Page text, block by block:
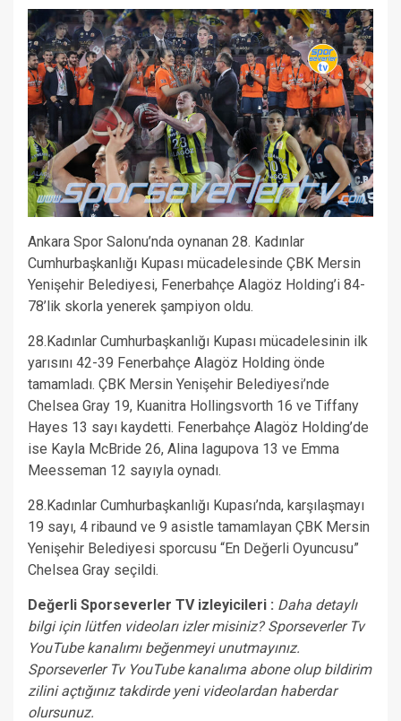
Ankara Spor Salonu’nda oynanan 28. Kadınlar
Cumhurbaşkanlığı Kupası mücadelesinde ÇBK Mersin
Yenişehir Belediyesi, Fenerbahçe Alagöz Holding’i 84-
78’lik skorla yenerek şampiyon oldu.
28.Kadınlar Cumhurbaşkanlığı Kupası mücadelesinin ilk
yarısını 42-39 Fenerbahçe Alagöz Holding önde
tamamladı. ÇBK Mersin Yenişehir Belediyesi’nde
Chelsea Gray 19, Kuanitra Hollingsvorth 16 ve Tiffany
Hayes 13 sayı kaydetti. Fenerbahçe Alagöz Holding’de
ise Kayla McBride 26, Alina Iagupova 13 ve Emma
Meesseman 12 sayıyla oynadı.
28.Kadınlar Cumhurbaşkanlığı Kupası’nda, karşılaşmayı
19 sayı, 4 ribaund ve 9 asistle tamamlayan ÇBK Mersin
Yenişehir Belediyesi sporcusu “En Değerli Oyuncusu”
Chelsea Gray seçildi.
Değerli Sporseverler TV izleyicileri : Daha detaylı
bilgi için lütfen videoları izler misiniz? Sporseverler Tv
YouTube kanalımı beğenmeyi unutmayınız.
Sporseverler Tv YouTube kanalıma abone olup bildirim
zilini açtığınız takdirde yeni videolardan haberdar
olursunuz.